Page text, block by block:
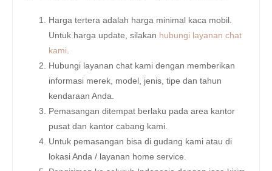
Harga tertera adalah harga minimal kaca mobil.
Untuk harga update, silakan hubungi layanan chat
kami
Hubungi layanan chat kami dengan memberikan
informasi merek, model, jenis, tipe dan tahun
kendaraan Anda.
Pemasangan ditempat berlaku pada area kantor
pusat dan kantor cabang kami.
Untuk pemasangan bisa di gudang kami atau di
lokasi Anda / layanan home service.